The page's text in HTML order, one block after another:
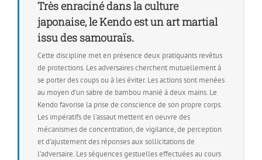
Très enraciné dans la culture
japonaise, le Kendo est un art martial
issu des samouraïs.
Cette discipline met en présence deux pratiquants revêtus
de protections. Les adversaires cherchent mutuellement à
se porter des coups ou à les éviter. Les actions sont menées
au moyen d’un sabre de bambou manié à deux mains. Le
Kendo favorise la prise de conscience de son propre corps.
Les impératifs de l’assaut mettent en oeuvre des
mécanismes de concentration, de vigilance, de perception
et d’ajustement des réponses aux sollicitations de
l’adversaire. Les séquences gestuelles effectuées au cours